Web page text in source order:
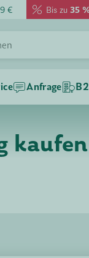
€ Bis zu35
Anfrage